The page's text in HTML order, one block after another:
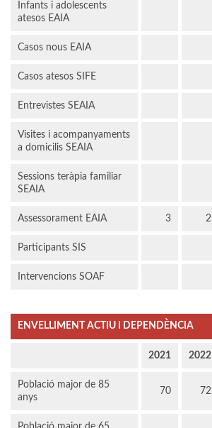
Infants i adolescents
atesos EAIA
Casos nous EAIA
Casos atesos SIFE
Entrevistes SEAIA
Visites i acompanyaments
a domicilis SEAIA
Sessions teràpia familiar
SEAIA
Assessorament EAIA 3 2
Participants SIS
Intervencions SOAF
ENVELLIMENT ACTIU I DEPENDÈNCIA
2021 2022
Població major de 85
anys
70 72